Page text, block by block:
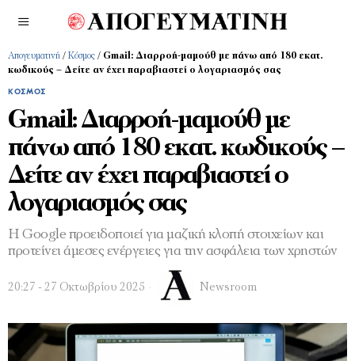
Απογευματινή / Κόσμος / Gmail: Διαρροή-μαμούθ με πάνω από 180 εκατ.
κωδικούς – Δείτε αν έχει παραβιαστεί ο λογαριασμός σας
ΚΌΣΜΟΣ
Gmail: Διαρροή-μαμούθ με
πάνω από 180 εκατ. κωδικούς –
Δείτε αν έχει παραβιαστεί ο
λογαριασμός σας
Η Google προειδοποιεί για μαζική κλοπή στοιχείων και
προτείνει άμεσες ενέργειες για την ασφάλεια των χρηστών
20:27 - 27 Οκτωβρίου 2025 Newsroom